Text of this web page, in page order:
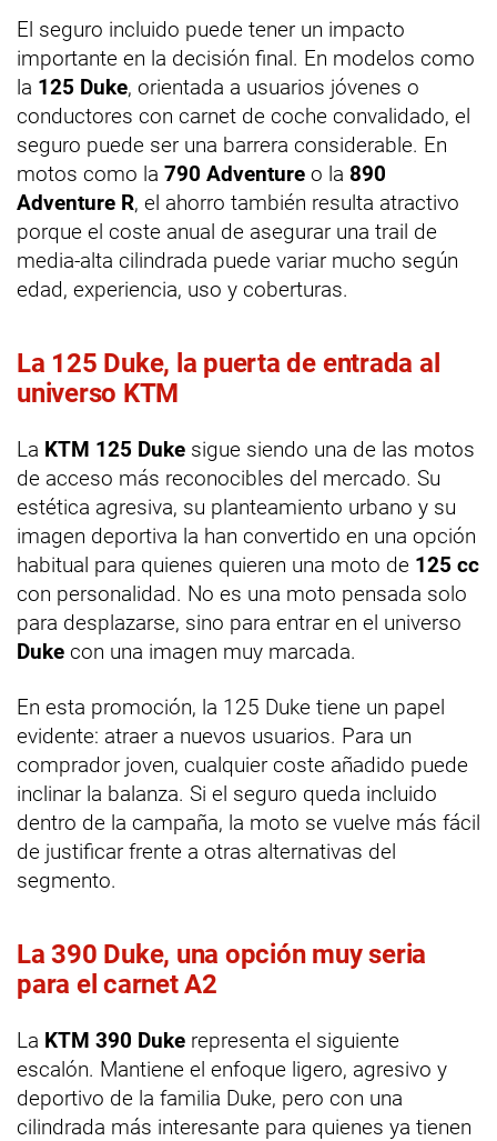
El seguro incluido puede tener un impacto
importante en la decisión final. En modelos como
la 125 Duke, orientada a usuarios jóvenes o
conductores con carnet de coche convalidado, el
seguro puede ser una barrera considerable. En
motos como la 790 Adventure o la 890
Adventure R, el ahorro también resulta atractivo
porque el coste anual de asegurar una trail de
media-alta cilindrada puede variar mucho según
edad, experiencia, uso y coberturas.
La 125 Duke, la puerta de entrada al
universo KTM
La KTM 125 Duke sigue siendo una de las motos
de acceso más reconocibles del mercado. Su
estética agresiva, su planteamiento urbano y su
imagen deportiva la han convertido en una opción
habitual para quienes quieren una moto de 125 cc
con personalidad. No es una moto pensada solo
para desplazarse, sino para entrar en el universo
Duke con una imagen muy marcada.
En esta promoción, la 125 Duke tiene un papel
evidente: atraer a nuevos usuarios. Para un
comprador joven, cualquier coste añadido puede
inclinar la balanza. Si el seguro queda incluido
dentro de la campaña, la moto se vuelve más fácil
de justificar frente a otras alternativas del
segmento.
La 390 Duke, una opción muy seria
para el carnet A2
La KTM 390 Duke representa el siguiente
escalón. Mantiene el enfoque ligero, agresivo y
deportivo de la familia Duke, pero con una
cilindrada más interesante para quienes ya tienen